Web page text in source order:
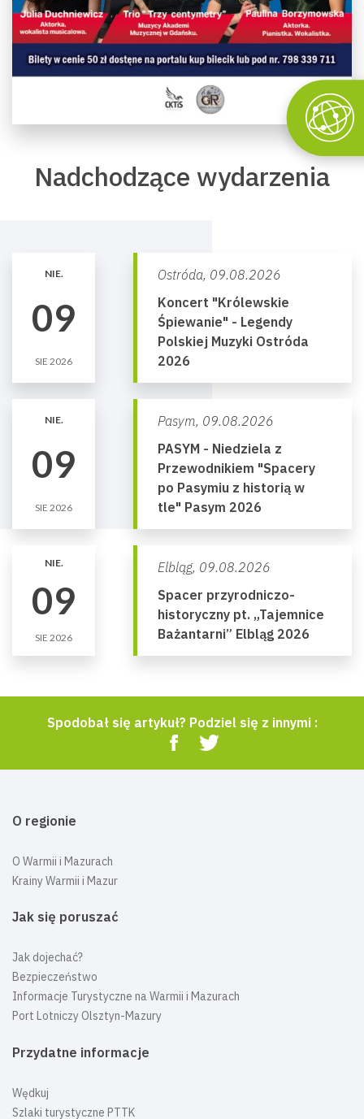
Nadchodzące wydarzenia
NIE.
09
SIE 2026
Ostróda, 09.08.2026
Koncert "Królewskie
Śpiewanie" - Legendy
Polskiej Muzyki Ostróda
2026
NIE.
09
SIE 2026
Pasym, 09.08.2026
PASYM - Niedziela z
Przewodnikiem "Spacery
po Pasymiu z historią w
tle" Pasym 2026
NIE.
09
SIE 2026
Elbląg, 09.08.2026
Spacer przyrodniczo-
historyczny pt. „Tajemnice
Bażantarni” Elbląg 2026
Spodobał się artykuł? Podziel się z innymi :
O regionie
O Warmii i Mazurach
Krainy Warmii i Mazur
Jak się poruszać
Jak dojechać?
Bezpieczeństwo
Informacje Turystyczne na Warmii i Mazurach
Port Lotniczy Olsztyn-Mazury
Przydatne informacje
Wędkuj
Szlaki turystyczne PTTK